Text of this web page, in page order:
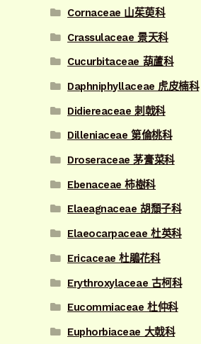
Cornaceae 山茱萸科
Crassulaceae 景天科
Cucurbitaceae 葫蘆科
Daphniphyllaceae 虎皮楠科
Didiereaceae 刺戟科
Dilleniaceae 第倫桃科
Droseraceae 茅膏菜科
Ebenaceae 柿樹科
Elaeagnaceae 胡頹子科
Elaeocarpaceae 杜英科
Ericaceae 杜鵑花科
Erythroxylaceae 古柯科
Eucommiaceae 杜仲科
Euphorbiaceae 大戟科